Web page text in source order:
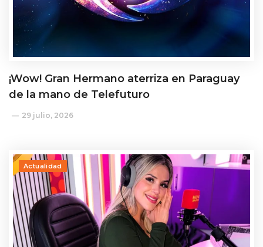
¡Wow! Gran Hermano aterriza en Paraguay
de la mano de Telefuturo
29 julio, 2026
Actualidad